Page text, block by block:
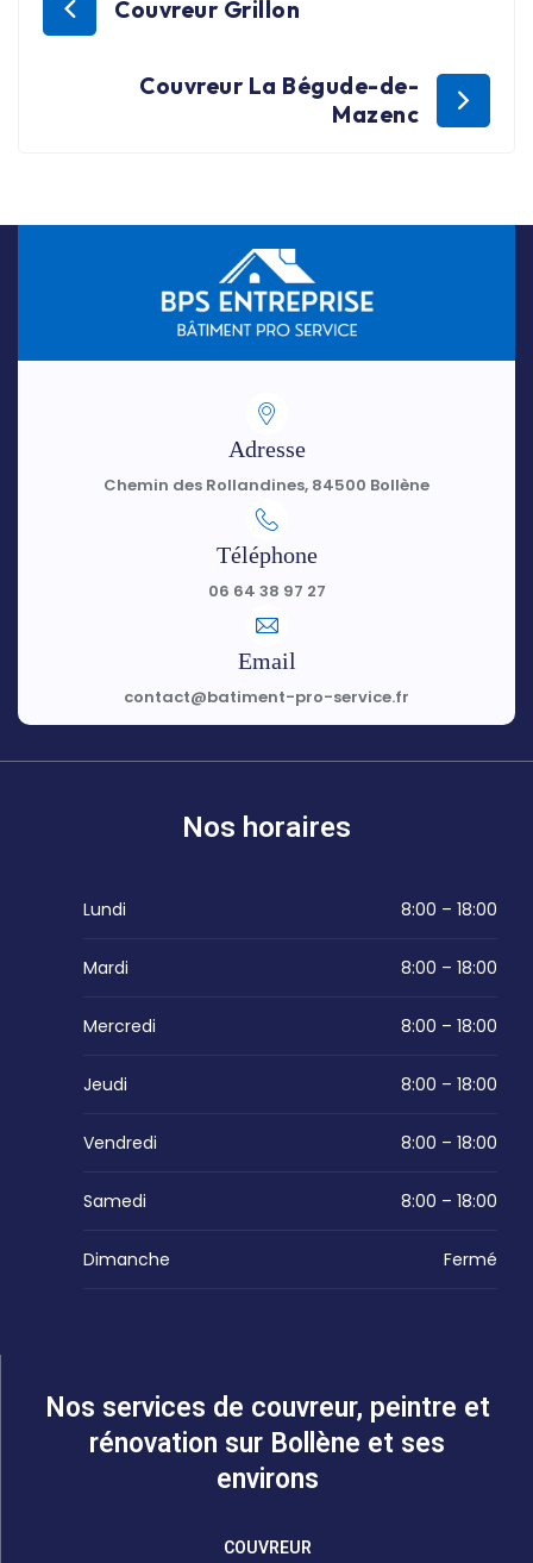
Couvreur Grillon
Couvreur La Bégude-de-
Mazenc
Adresse
Chemin des Rollandines, 84500 Bollène
Téléphone
06 64 38 97 27
Email
contact@batiment-pro-service.fr
Nos horaires
Lundi 8:00 – 18:00
Mardi 8:00 – 18:00
Mercredi 8:00 – 18:00
Jeudi 8:00 – 18:00
Vendredi 8:00 – 18:00
Samedi 8:00 – 18:00
Dimanche Fermé
Nos services de couvreur, peintre et
rénovation sur Bollène et ses
environs
COUVREUR